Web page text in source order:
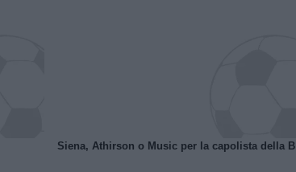
Siena, Athirson o Music per la capolista della B